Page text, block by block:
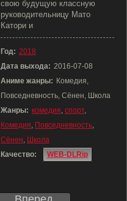
свою будущую классную
руководительницу Мато
Катори и
Год: 2018
Дата выхода: 2016-07-08
Аниме жанры: Комедия,
Повседневность, Сёнен, Школа
Жанры: комедия, спорт,
Комедия, Повседневность,
Сёнен, Школа
Качество:
WEB-DLRip